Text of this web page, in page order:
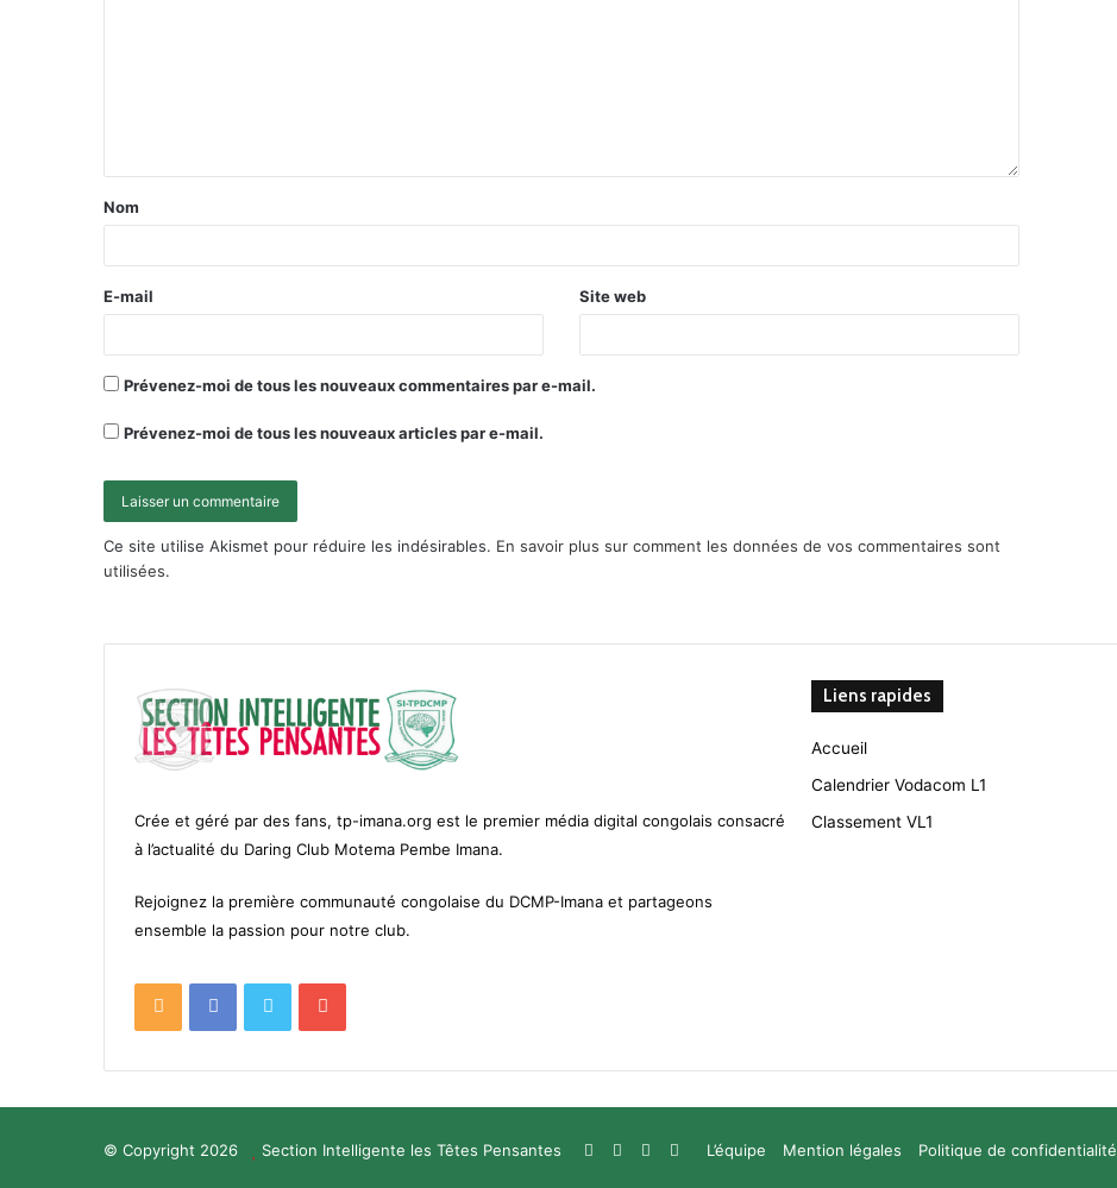
Nom
E-mail Site web
Prévenez-moi de tous les nouveaux commentaires par e-mail.
Prévenez-moi de tous les nouveaux articles par e-mail.
Ce site utilise Akismet pour réduire les indésirables. En savoir plus sur comment les données de vos commentaires sont
utilisées.
Crée et géré par des fans, tp-imana.org est le premier média digital congolais consacré
à l’actualité du Daring Club Motema Pembe Imana.
Rejoignez la première communauté congolaise du DCMP-Imana et partageons
ensemble la passion pour notre club.
RSS FacebookTwitterYouTube
Liens rapides
Accueil
Calendrier Vodacom L1
Classement VL1
© Copyright 2026 Section Intelligente les Têtes Pensantes L’équipe Mention légales Politique de confidentialité
RSS Facebook
TwitterYouTube